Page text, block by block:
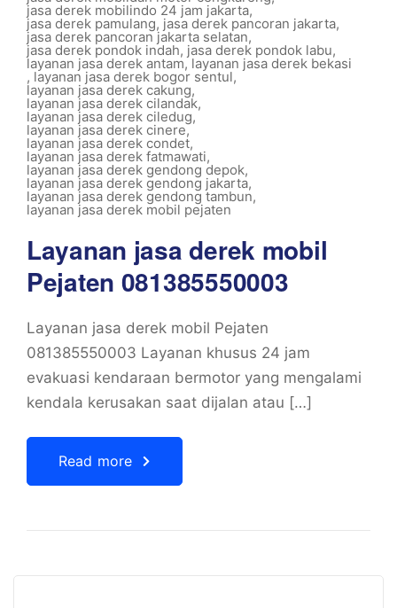
jasa derek mobilindo 24 jam jakarta,
jasa derek pamulang, jasa derek pancoran jakarta,
jasa derek pancoran jakarta selatan,
jasa derek pondok indah, jasa derek pondok labu,
layanan jasa derek antam, layanan jasa derek bekasi
, layanan jasa derek bogor sentul,
layanan jasa derek cakung,
layanan jasa derek cilandak,
layanan jasa derek ciledug,
layanan jasa derek cinere,
layanan jasa derek condet,
layanan jasa derek fatmawati,
layanan jasa derek gendong depok,
layanan jasa derek gendong jakarta,
layanan jasa derek gendong tambun,
layanan jasa derek mobil pejaten
Layanan jasa derek mobil
Pejaten 081385550003
Layanan jasa derek mobil Pejaten
081385550003 Layanan khusus 24 jam
evakuasi kendaraan bermotor yang mengalami
kendala kerusakan saat dijalan atau […]
Read more